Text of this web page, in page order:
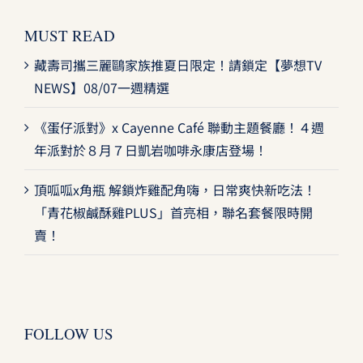
MUST READ
藏壽司攜三麗鷗家族推夏日限定！請鎖定【夢想TV
NEWS】08/07一週精選
《蛋仔派對》x Cayenne Café 聯動主題餐廳！４週
年派對於８月７日凱岩咖啡永康店登場！
頂呱呱x角瓶 解鎖炸雞配角嗨，日常爽快新吃法！
「青花椒鹹酥雞PLUS」首亮相，聯名套餐限時開
賣！
FOLLOW US